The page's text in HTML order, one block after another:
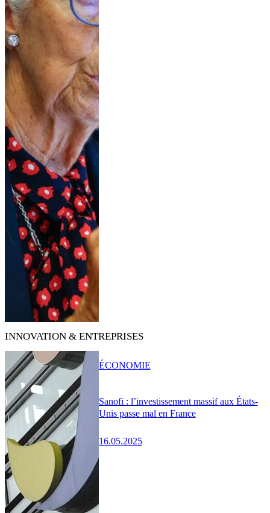
INNOVATION & ENTREPRISES
Sanofi : l’investissement massif aux États-
Unis passe mal en France
16.05.2025
ÉCONOMIE